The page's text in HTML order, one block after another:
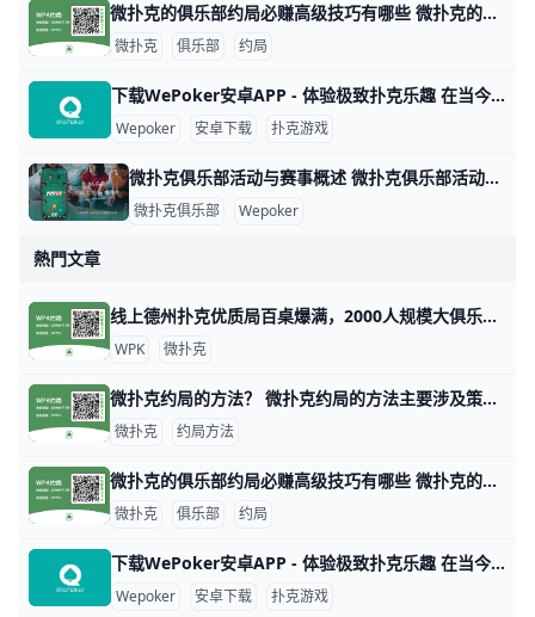
微扑克的俱乐部约局必赚高级技巧有哪些 微扑克的俱乐部约局必赚高级技巧有哪些，玩微扑克俱乐部人一定要知道的高级技巧主要集中在策略、心理战和对手分析等方面。以下是一些有效的高级技巧，
微扑克 俱乐部 约局
下载WePoker安卓APP - 体验极致扑克乐趣 在当今的手机游戏市场中，WePoker以其丰富的扑克游戏玩法和优质的用户体验而备受欢迎。本文将为您详细介绍如何安全、便捷地下载WePoker
Wepoker 安卓下载 扑克游戏
微扑克俱乐部活动与赛事概述 微扑克俱乐部活动与赛事概述 微扑克俱乐部（Wepoker）是一个专注于扑克游戏的在线平台，致力于为会员提供丰富多样的活动和赛事。这些活动不仅包
微扑克俱乐部 Wepoker
熱門文章
线上德州扑克优质局百桌爆满，2000人规模大俱乐部！ 1. 什么是《微扑克》wepoker俱乐部？ 《微扑克》wepoker俱乐部是一个规模达2000人的线上德州扑克俱乐部，提供优质的游戏体验。 2. WP
WPK 微扑克
微扑克约局的方法？ 微扑克约局的方法主要涉及策略、数据分析和心理战等多个方面。以下是一些关键的技巧和策略，帮助玩家在微扑克中取得更好的成绩。 微扑克的基本原理 微扑
微扑克 约局方法
微扑克的俱乐部约局必赚高级技巧有哪些 微扑克的俱乐部约局必赚高级技巧有哪些，玩微扑克俱乐部人一定要知道的高级技巧主要集中在策略、心理战和对手分析等方面。以下是一些有效的高级技巧，
微扑克 俱乐部 约局
下载WePoker安卓APP - 体验极致扑克乐趣 在当今的手机游戏市场中，WePoker以其丰富的扑克游戏玩法和优质的用户体验而备受欢迎。本文将为您详细介绍如何安全、便捷地下载WePoker
Wepoker 安卓下载 扑克游戏